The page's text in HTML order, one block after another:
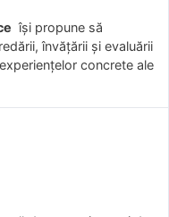
îşi propune să
învăţării şi evaluării
concrete ale